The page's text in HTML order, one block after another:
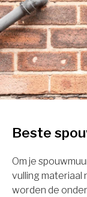
Beste
Om je
vulling materiaal
worden de